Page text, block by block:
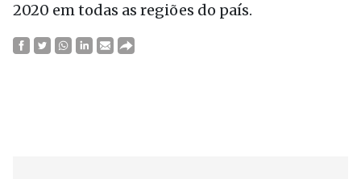
2020 em todas as regiões do país.